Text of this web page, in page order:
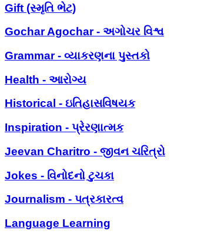
Gift (સ્મૃતિ ભેટ)
Gochar Agochar - અગોચર વિશ્વ
Grammar - વ્યાકરણના પુસ્તકો
Health - આરોગ્ય
Historical - ઇતિહાસવિષયક
Inspiration - પ્રેરણાત્મક
Jeevan Charitro - જીવન ચરિત્રો
Jokes - વિનોદનો ટુચકા
Journalism - પત્રકારત્વ
Language Learning